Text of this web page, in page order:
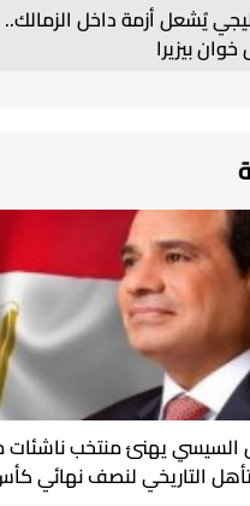
يُشعل أزمة داخل
بيزيرا
السيسي يهنئ منتخب ناشئات
التاريخي لنصف نهائي